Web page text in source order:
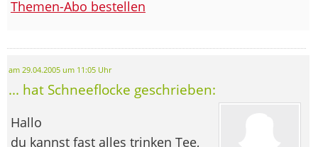
Themen-Abo bestellen
am 29.04.2005 um 11:05 Uhr
... hat Schneeflocke geschrieben:
Hallo
du kannst fast alles trinken Tee,